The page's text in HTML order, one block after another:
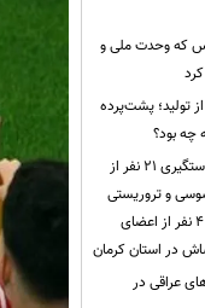
که وحدت ملی و
تولید؛ پشت‌پرده
چه بود؟
وزارت اطلاعات: شناسایی و دستگیری ۲۱ نفر از
و تروریستی
رژیم صهیونیستی و بازداشت ۴ نفر از اعضای
در استان کرمان
عراقی در